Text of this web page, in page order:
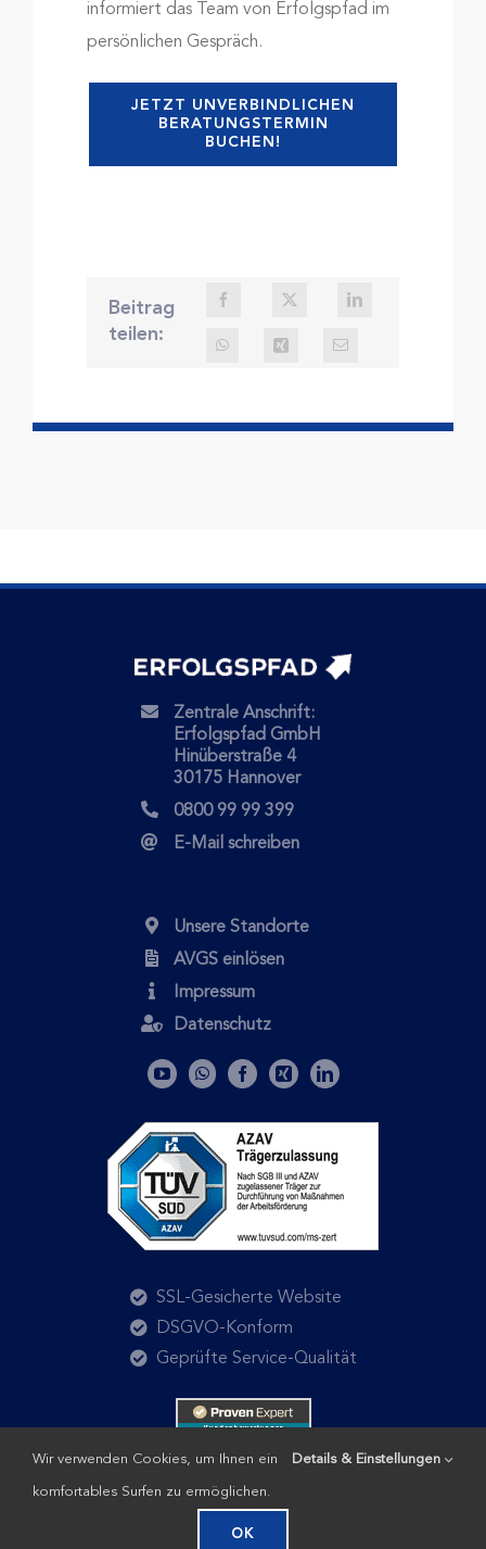
informiert das Team von Erfolgspfad im
persönlichen Gespräch.
JETZT UNVERBINDLICHEN
BERATUNGSTERMIN
BUCHEN!
Beitrag
teilen:
Zentrale Anschrift:
Erfolgspfad GmbH
Hinüberstraße 4
30175 Hannover
0800 99 99 399
E-Mail schreiben
Unsere Standorte
AVGS einlösen
Impressum
Datenschutz
SSL-Gesicherte Website
DSGVO-Konform
Geprüfte Service-Qualität
Wir verwenden Cookies, um Ihnen ein
komfortables Surfen zu ermöglichen.
Details & Einstellungen
OK